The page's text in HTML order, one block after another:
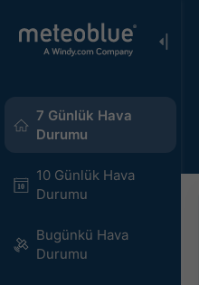
7 Günlük Hava
Durumu
10 Günlük Hava
Durumu
Bugünkü Hava
Durumu